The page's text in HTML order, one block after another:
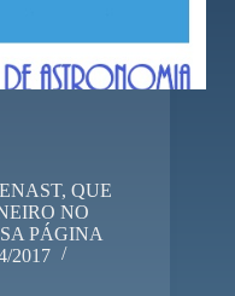
QUE
NO
PÁGINA
2017